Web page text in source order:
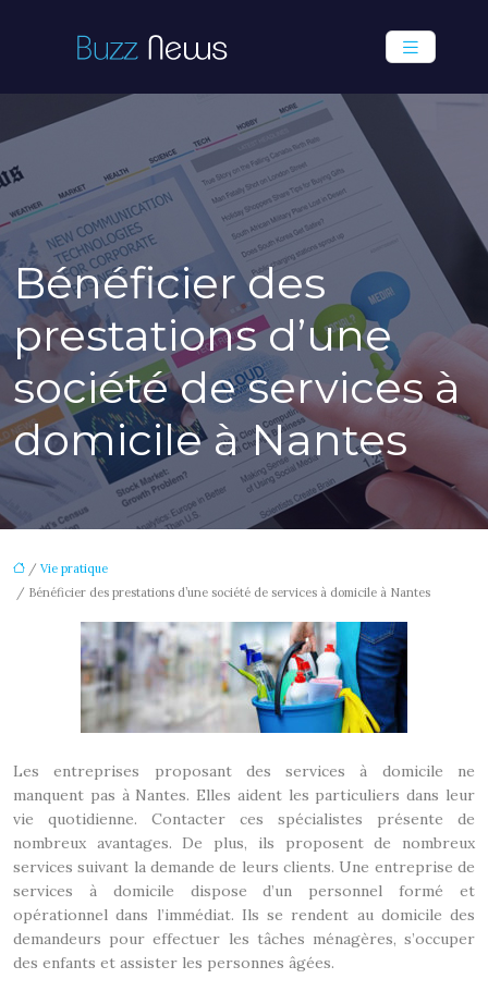
Bénéficier des
prestations d’une
société de services à
domicile à Nantes
/ Vie pratique
/ Bénéficier des prestations d’une société de services à domicile à Nantes
Les entreprises proposant des services à domicile ne
manquent pas à Nantes. Elles aident les particuliers dans leur
vie quotidienne. Contacter ces spécialistes présente de
nombreux avantages. De plus, ils proposent de nombreux
services suivant la demande de leurs clients. Une entreprise de
services à domicile dispose d’un personnel formé et
opérationnel dans l’immédiat. Ils se rendent au domicile des
demandeurs pour effectuer les tâches ménagères, s’occuper
des enfants et assister les personnes âgées.